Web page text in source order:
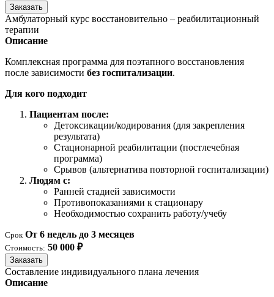
Заказать
Амбулаторный курс восстановительно – реабилитационный
терапии
Описание
Комплексная программа для поэтапного восстановления
после зависимости без госпитализации.
Для кого подходит
Пациентам после:
Детоксикации/кодирования (для закрепления
результата)
Стационарной реабилитации (постлечебная
программа)
Срывов (альтернатива повторной госпитализации)
Людям с:
Ранней стадией зависимости
Противопоказаниями к стационару
Необходимостью сохранить работу/учебу
Срок От 6 недель до 3 месяцев
Стоимость: 50 000 ₽
Заказать
Составление индивидуального плана лечения
Описание